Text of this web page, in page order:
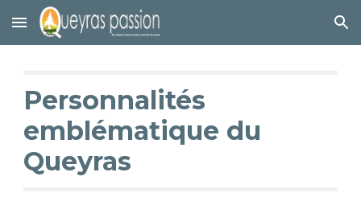
Skip to main content Skip to navigation
Personnalités
emblématique du
Queyras